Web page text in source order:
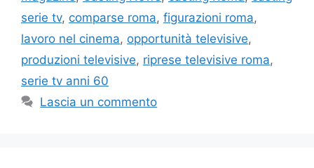
serie tv, comparse roma, figurazioni roma,
lavoro nel cinema, opportunità televisive,
produzioni televisive, riprese televisive roma,
serie tv anni 60
Lascia un commento